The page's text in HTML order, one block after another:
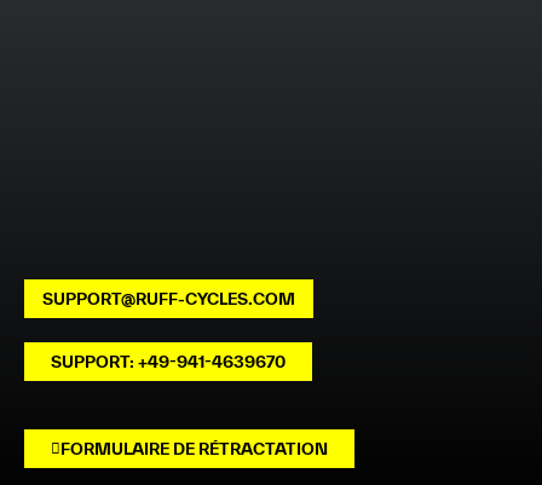
SUPPORT@RUFF-CYCLES.COM
SUPPORT: +49-941-4639670
FORMULAIRE DE RÉTRACTATION